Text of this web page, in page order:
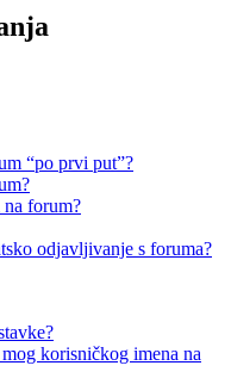
“po prvi put”?
na forum?
odjavljivanje s foruma?
korisničkog imena na